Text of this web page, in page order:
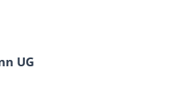
UG